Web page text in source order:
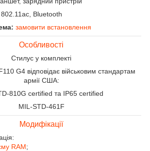
Bluetooth
замовити встановлення
Особливості
Стилус у комплекті
G4 відповідає військовим стандартам
армії США:
810G certified та IP65 certified
MIL-STD-461F
Модифікації
RAM;